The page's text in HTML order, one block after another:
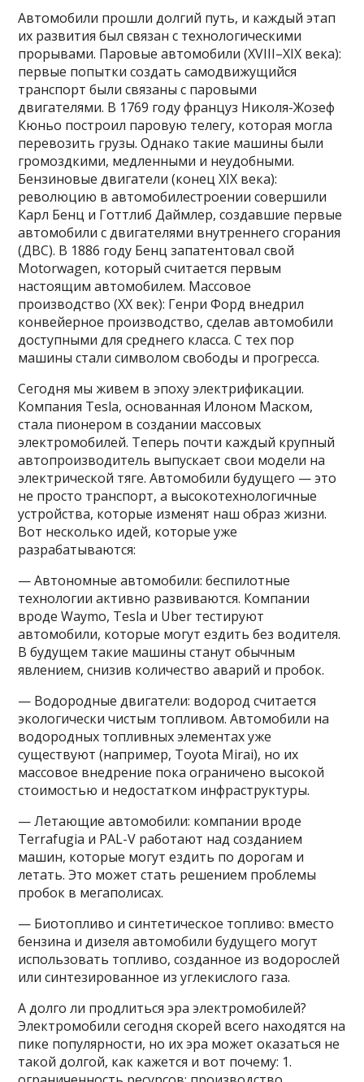
Автомобили прошли долгий путь, и каждый этап
их развития был связан с технологическими
прорывами. Паровые автомобили (XVIII–XIX века):
первые попытки создать самодвижущийся
транспорт были связаны с паровыми
двигателями. В 1769 году француз Николя-Жозеф
Кюньо построил паровую телегу, которая могла
перевозить грузы. Однако такие машины были
громоздкими, медленными и неудобными.
Бензиновые двигатели (конец XIX века):
революцию в автомобилестроении совершили
Карл Бенц и Готтлиб Даймлер, создавшие первые
автомобили с двигателями внутреннего сгорания
(ДВС). В 1886 году Бенц запатентовал свой
Motorwagen, который считается первым
настоящим автомобилем. Массовое
производство (XX век): Генри Форд внедрил
конвейерное производство, сделав автомобили
доступными для среднего класса. С тех пор
машины стали символом свободы и прогресса.
Сегодня мы живем в эпоху электрификации.
Компания Tesla, основанная Илоном Маском,
стала пионером в создании массовых
электромобилей. Теперь почти каждый крупный
автопроизводитель выпускает свои модели на
электрической тяге. Автомобили будущего — это
не просто транспорт, а высокотехнологичные
устройства, которые изменят наш образ жизни.
Вот несколько идей, которые уже
разрабатываются:
— Автономные автомобили: беспилотные
технологии активно развиваются. Компании
вроде Waymo, Tesla и Uber тестируют
автомобили, которые могут ездить без водителя.
В будущем такие машины станут обычным
явлением, снизив количество аварий и пробок.
— Водородные двигатели: водород считается
экологически чистым топливом. Автомобили на
водородных топливных элементах уже
существуют (например, Toyota Mirai), но их
массовое внедрение пока ограничено высокой
стоимостью и недостатком инфраструктуры.
— Летающие автомобили: компании вроде
Terrafugia и PAL-V работают над созданием
машин, которые могут ездить по дорогам и
летать. Это может стать решением проблемы
пробок в мегаполисах.
— Биотопливо и синтетическое топливо: вместо
бензина и дизеля автомобили будущего могут
использовать топливо, созданное из водорослей
или синтезированное из углекислого газа.
А долго ли продлиться эра электромобилей?
Электромобили сегодня скорей всего находятся на
пике популярности, но их эра может оказаться не
такой долгой, как кажется и вот почему: 1.